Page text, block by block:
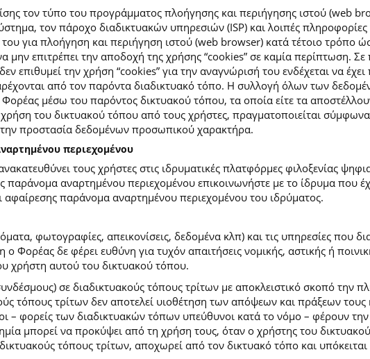
τον τύπο του προγράμματος πλοήγησης και περιήγησης ιστού (web
τον πάροχο διαδικτυακών υπηρεσιών (ISP) και λοιπές
για πλοήγηση και περιήγηση ιστού (web browser) κατά τέτοιο τρόπο
μην επιτρέπει την αποδοχή της χρήσης “cookies” σε καμία περίπτωση.
επιθυμεί την χρήση “cookies” για την αναγνώρισή του ενδέχεται να
από τον παρόντα διαδικτυακό τόπο. Η συλλογή όλων των
μέσω του παρόντος δικτυακού τόπου, τα οποία είτε τα
του δικτυακού τόπου από τους χρήστες, πραγματοποιείται
προστασία δεδομένων προσωπικού χαρακτήρα.
περιεχομένου
τους χρήστες στις ιδρυματικές πλατφόρμες φιλοξενίας
αναρτημένου περιεχομένου επικοινωνήστε με το ίδρυμα που
αφαίρεσης παράνομα αναρτημένου περιεχομένου του ιδρύματος.
φωτογραφίες, απεικονίσεις, δεδομένα κλπ) και τις υπηρεσίες που
δε φέρει ευθύνη για τυχόν απαιτήσεις νομικής, αστικής ή
χρήστη αυτού του δικτυακού τόπου.
σε διαδικτυακούς τόπους τρίτων με αποκλειστικό σκοπό την
τόπους τρίτων δεν αποτελεί υιοθέτηση των απόψεων και πράξεων
– φορείς των διαδικτυακών τόπων υπεύθυνοι κατά το νόμο – φέρουν την
μπορεί να προκύψει από τη χρήση τους, όταν ο χρήστης του
τόπους τρίτων, αποχωρεί από τον δικτυακό τόπο και